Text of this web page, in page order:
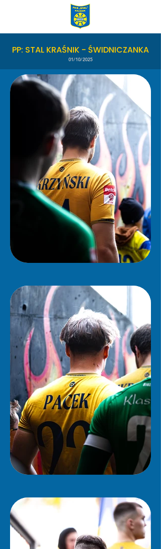
PP: STAL KRAŚNIK - ŚWIDNICZANKA
01/10/2025